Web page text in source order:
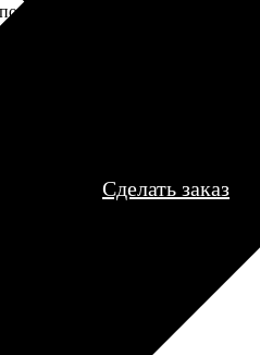
заказа к печати
могут связаться с Вами
телефону или email для
деталей.
Сделать заказ